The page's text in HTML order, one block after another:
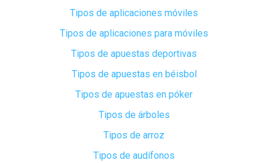
Tipos de aplicaciones móviles
Tipos de aplicaciones para móviles
Tipos de apuestas deportivas
Tipos de apuestas en béisbol
Tipos de apuestas en póker
Tipos de árboles
Tipos de arroz
Tipos de audífonos